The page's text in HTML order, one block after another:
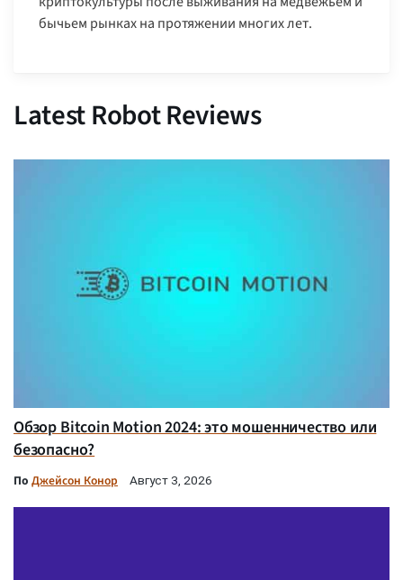
бычьем рынках на протяжении многих лет.
Latest Robot Reviews
Обзор Bitcoin Motion 2024: это мошенничество или
безопасно?
По Джейсон Конор Август 3, 2026